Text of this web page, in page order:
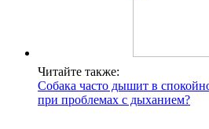
Читайте также:
Собака часто дышит в
при проблемах с дыханием?